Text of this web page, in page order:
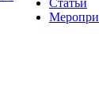
Статьи